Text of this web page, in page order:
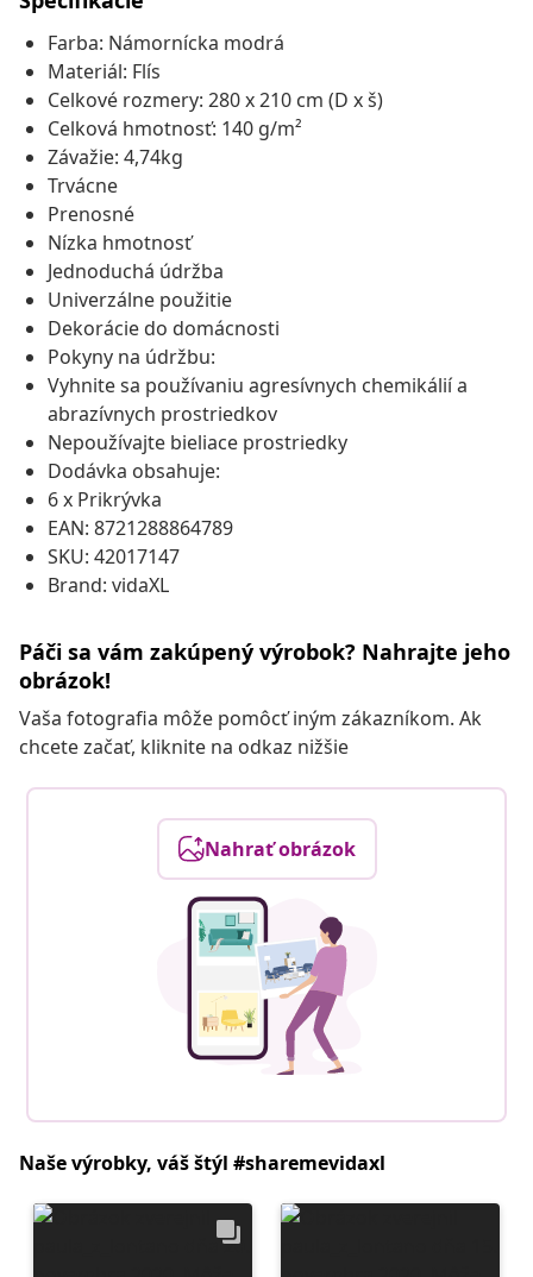
Farba: Námornícka modrá
Materiál: Flís
Celkové rozmery: 280 x 210 cm (D x š)
Celková hmotnosť: 140 g/m²
Závažie: 4,74kg
Trvácne
Prenosné
Nízka hmotnosť
Jednoduchá údržba
Univerzálne použitie
Dekorácie do domácnosti
Pokyny na údržbu:
Vyhnite sa používaniu agresívnych chemikálií a
abrazívnych prostriedkov
Nepoužívajte bieliace prostriedky
Dodávka obsahuje:
6 x Prikrývka
EAN: 8721288864789
SKU: 42017147
Brand: vidaXL
Páči sa vám zakúpený výrobok? Nahrajte jeho
obrázok!
Vaša fotografia môže pomôcť iným zákazníkom. Ak
chcete začať, kliknite na odkaz nižšie
Nahrať obrázok
Naše výrobky, váš štýl #sharemevidaxl